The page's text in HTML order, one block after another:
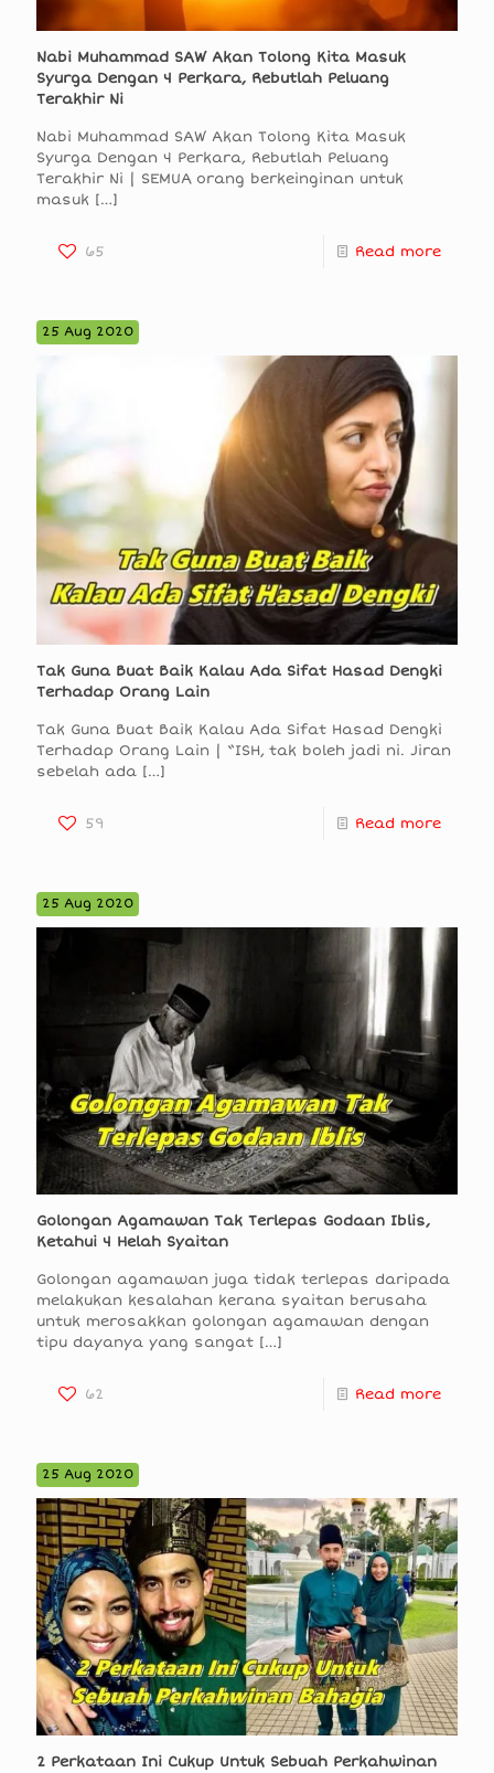
Nabi Muhammad SAW Akan Tolong Kita Masuk
Syurga Dengan 4 Perkara, Rebutlah Peluang
Terakhir Ni
Nabi Muhammad SAW Akan Tolong Kita Masuk
Syurga Dengan 4 Perkara, Rebutlah Peluang
Terakhir Ni | SEMUA orang berkeinginan untuk
masuk […]
65 Read more
25 Aug 2020
Tak Guna Buat Baik Kalau Ada Sifat Hasad Dengki
Terhadap Orang Lain
Tak Guna Buat Baik Kalau Ada Sifat Hasad Dengki
Terhadap Orang Lain | “ISH, tak boleh jadi ni. Jiran
sebelah ada […]
59 Read more
25 Aug 2020
Golongan Agamawan Tak Terlepas Godaan Iblis,
Ketahui 4 Helah Syaitan
Golongan agamawan juga tidak terlepas daripada
melakukan kesalahan kerana syaitan berusaha
untuk merosakkan golongan agamawan dengan
tipu dayanya yang sangat […]
62 Read more
25 Aug 2020
2 Perkataan Ini Cukup Untuk Sebuah Perkahwinan